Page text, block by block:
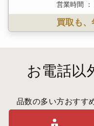
営業時間
買取も、
お電話以
品数の多い方おすす